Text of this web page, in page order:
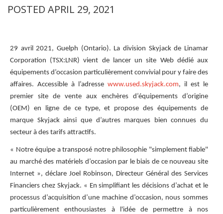
POSTED APRIL 29, 2021
29 avril 2021, Guelph (Ontario). La division Skyjack de Linamar
Corporation (TSX:LNR) vient de lancer un site Web dédié aux
équipements d’occasion particulièrement convivial pour y faire des
affaires. Accessible à l’adresse www.used.skyjack.com, il est le
premier site de vente aux enchères d’équipements d’origine
(OEM) en ligne de ce type, et propose des équipements de
marque Skyjack ainsi que d’autres marques bien connues du
secteur à des tarifs attractifs.
« Notre équipe a transposé notre philosophie "simplement fiable"
au marché des matériels d’occasion par le biais de ce nouveau site
Internet », déclare Joel Robinson, Directeur Général des Services
Financiers chez Skyjack. « En simplifiant les décisions d’achat et le
processus d’acquisition d’une machine d’occasion, nous sommes
particulièrement enthousiastes à l'idée de permettre à nos